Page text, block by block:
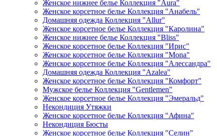
Женское нижнее белье Коллекция "Aura"
Женское корсетное белье Коллекция "Анабель"
Домашняя одежда Коллекция "Allur"
Женское корсетное белье Коллекция "Каролина"
Женское нижнее белье Коллекция "Bliss"
Женское корсетное белье Коллекция "Ирис"
Женское корсетное белье Коллекция "Mona"
Женское корсетное белье Коллекция "Алессандра"
Домашняя одежда Коллекция "Azalea"
Женское корсетное белье Коллекция "Комфорт"
Мужское белье Коллекция "Gentlemen"
Женское корсетное белье Коллекция "Эмеральд"
Некондиция Утяжки
Женское корсетное белье Коллекция "Афина"
Некондиция Бюсты
Женское корсетное белье Коллекция "Селин"